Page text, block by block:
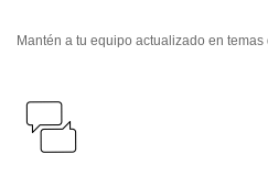
Mantén a tu equipo actualizado en temas